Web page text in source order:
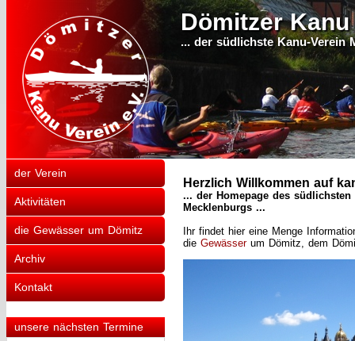
Dömitzer Kanu
... der südlichste Kanu-Verein
der Verein
Aktivitäten
die Gewässer um Dömitz
Archiv
Kontakt
unsere nächsten Termine
Herzlich Willkommen auf
... der Homepage des südlichsten
Mecklenburgs ...
Ihr findet hier eine Menge
die Gewässerum Dömitz, dem